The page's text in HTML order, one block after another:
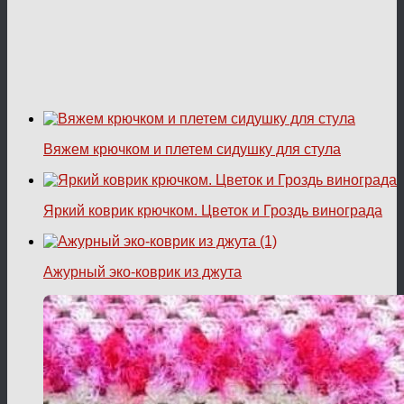
Вяжем крючком и плетем сидушку для стула
Яркий коврик крючком. Цветок и Гроздь винограда
Ажурный эко-коврик из джута